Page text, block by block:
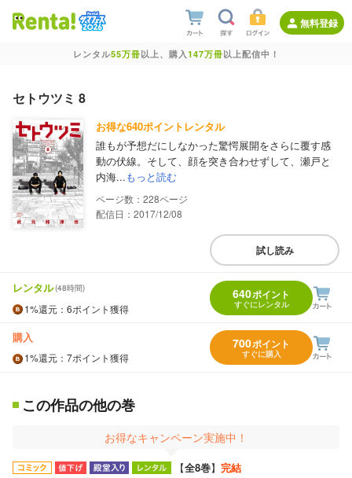
無料登録
レンタル55万冊以上、購入147万冊以上配信中！
セトウツミ 8
お得な640ポイントレンタル
誰もが予想だにしなかった驚愕展開をさらに覆す感
動の伏線。そして、顔を突き合わせずして、瀬戸と
内海...もっと読む
228
配信日：2017/12/08
試し読み
レンタル(48時間)
1%還元 ：6ポイント獲得
640ポイント
すぐにレンタル
購入
1%還元 ：7ポイント獲得
700ポイント
すぐに購入
この作品の他の巻
お得なキャンペーン実施中！
【全8巻】 完結